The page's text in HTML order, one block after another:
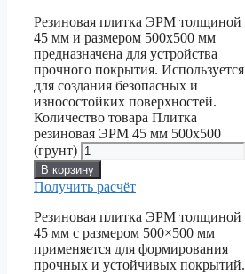
Резиновая плитка ЭРМ толщиной
45 мм и размером 500х500 мм
предназначена для устройства
прочного покрытия. Используется
для создания безопасных и
износостойких поверхностей.
Количество товара Плитка
резиновая ЭРМ 45 мм 500х500
(грунт)
В корзину
Получить расчёт
Резиновая плитка ЭРМ толщиной
45 мм с размером 500×500 мм
применяется для формирования
прочных и устойчивых покрытий.